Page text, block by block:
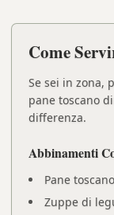
Come
Se sei in zona,
pane toscano
differenza.
Abbinamenti
Pane toscano
Zuppe di